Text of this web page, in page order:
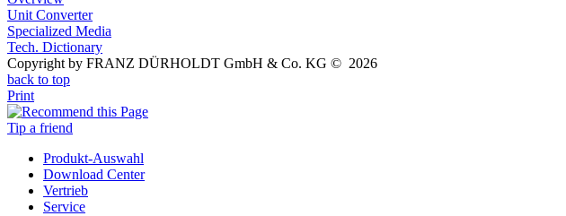
Unit Converter
Specialized Media
Tech. Dictionary
Copyright by FRANZ DÜRHOLDT GmbH & Co. KG © 2026
back to top
Print
Tip a friend
Produkt-Auswahl
Download Center
Vertrieb
Service